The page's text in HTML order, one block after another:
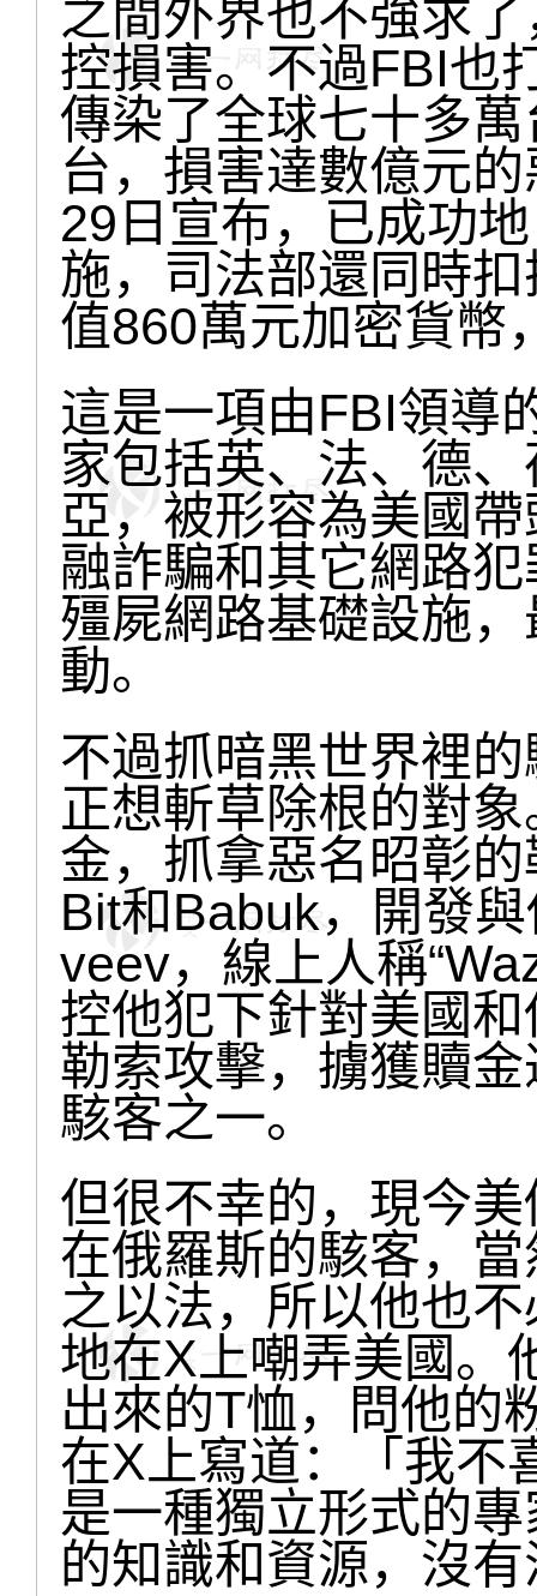
之間外界也不強求
控損害。不過FBI也
傳染了全球七十多
台，損害達數億元
29日宣布，已成功
施，司法部還同時
值860萬元加密貨幣
這是一項由FBI領導
家包括英、法、德
亞，被形容為美國
融詐騙和其它網路
殭屍網路基礎設施
動。
不過抓暗黑世界裡
正想斬草除根的對
金，抓拿惡名昭彰
Bit和Babuk，開發
veev，線上人稱
控他犯下針對美國
勒索攻擊，擄獲贖
駭客之一。
但很不幸的，現今
在俄羅斯的駭客，
之以法，所以他也
地在X上嘲弄美國。
出來的T恤，問他的
在X上寫道：「我不
是一種獨立形式的
的知識和資源，沒